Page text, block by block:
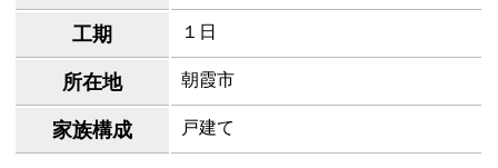
工期 １日
所在地 朝霞市
家族構成 戸建て